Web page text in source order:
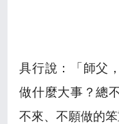
具行說：「師父
做什麼大事？總
不來、不願做的